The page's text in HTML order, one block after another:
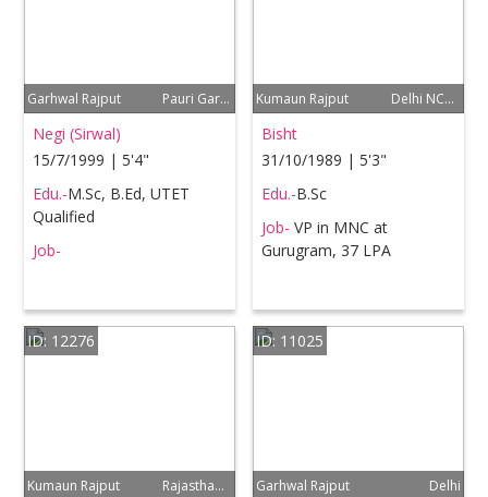
Garhwal Rajput Pauri Garhwal
Negi (Sirwal)
15/7/1999 | 5'4"
Edu.-M.Sc, B.Ed, UTET
Qualified
Job-
Kumaun Rajput Delhi NCR, Lucknow (UP)
Bisht
31/10/1989 | 5'3"
Edu.-B.Sc
Job- VP in MNC at
Gurugram, 37 LPA
ID: 12276
Kumaun Rajput Rajasthan, Delhi NCR
ID: 11025
Garhwal Rajput Delhi